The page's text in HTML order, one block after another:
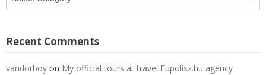
Recent Comments
vandorboy on My official tours at travel Eupolisz.hu agency